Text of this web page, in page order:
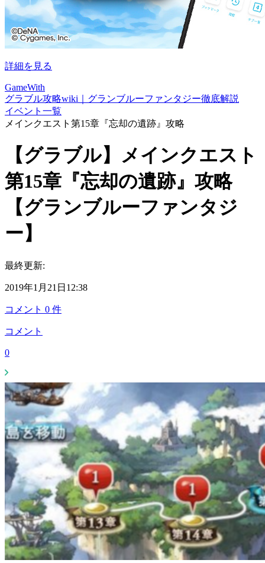
詳細を見る
GameWith
グラブル攻略wiki｜グランブルーファンタジー徹底解説
イベント一覧
メインクエスト第15章『忘却の遺跡』攻略
【グラブル】メインクエスト
第15章『忘却の遺跡』攻略
【グランブルーファンタジ
ー】
最終更新:
2019年1月21日12:38
コメント 0 件
コメント
0